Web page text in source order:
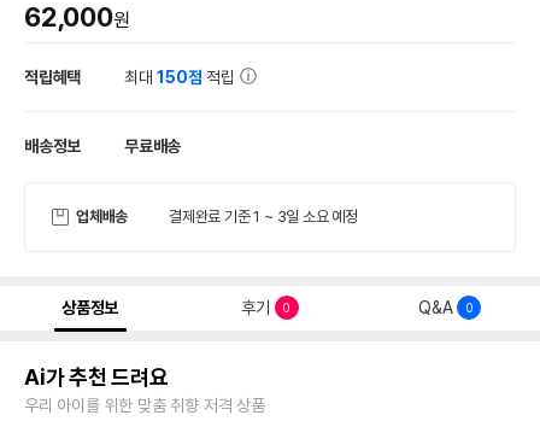
62,000원
적립혜택 최대150점 적립
배송정보 무료배송
업체배송 결제완료 기준 1 ~ 3일 소요 예정
상품정보 후기 0 Q&A 0
Ai가 추천 드려요
우리 아이를 위한 맞춤 취향 저격 상품